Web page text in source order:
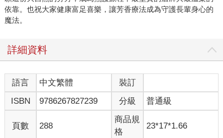
依靠。也祝大家健康富足喜樂，讓芳香療法成為守護長輩身心的
魔法。
詳細資料
語言 中文繁體
裝訂
ISBN
9786267827239 分級 普通級
頁數 288
商品規
格
23*17*1.66